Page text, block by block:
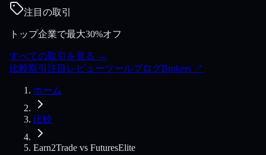
注目の取引
トップ企業で最大30%オフ
すべての取引を見る →
比較取引 注目 レビューツールブログBrokers ↗
ホーム
比較
Earn2Trade vs FuturesElite